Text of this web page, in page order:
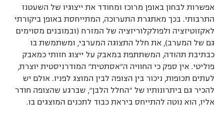
אפשרות לבחון באופן מרוכז ומחודד את ייצוגיו של השעטנז
התרבותי. בכך מאתגרת התערוכה, המתייחסת באופן ביקורתי
לאקזוטיזציה ולפולקלוריזציה של המזרח (ובמובנים מסוימים
גם של המערב), את חלל התצוגה המערבי, ומשתמשת בו
כבתיבת תהודה, המשתתפת במאבק על ייצוג חזותי כמאבק
פוליטי. אין ספק כי החוויה ה”אסתטית” המודרניסטית יוצרת,
לעתים תכופות, ניכור בין הצופה לבין המוצג לפניו. אולם יש
להכיר גם ביתרונותיו של ”החלל הלבן”, שברגע שהצופה חודר
אליו, הוא נוטה להתייחס ביראת כבוד לתכנים המוצגים בו.